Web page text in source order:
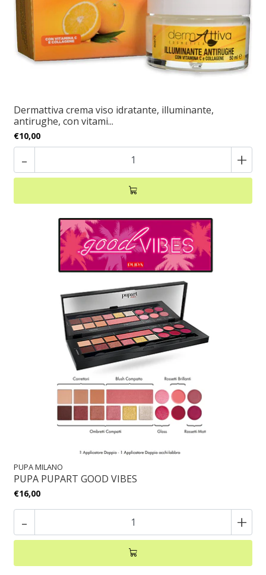
Dermattiva crema viso idratante, illuminante,
antirughe, con vitami...
€10,00
- +
PUPA MILANO
PUPA PUPART GOOD VIBES
€16,00
- +